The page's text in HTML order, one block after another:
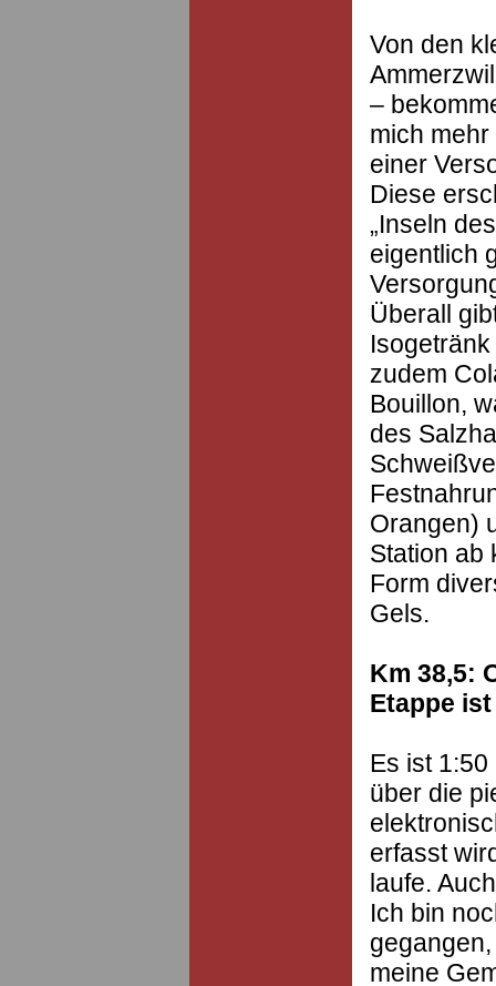
Von den
–
mich
einer
Diese
„Inseln
eigentlich
Überall
zudem
Bouillon,
des
Orangen)
Station ab
Form
Gels.
Km 38,5:
Etappe
Es ist
über die
erfasst
laufe.
Ich bin
meine